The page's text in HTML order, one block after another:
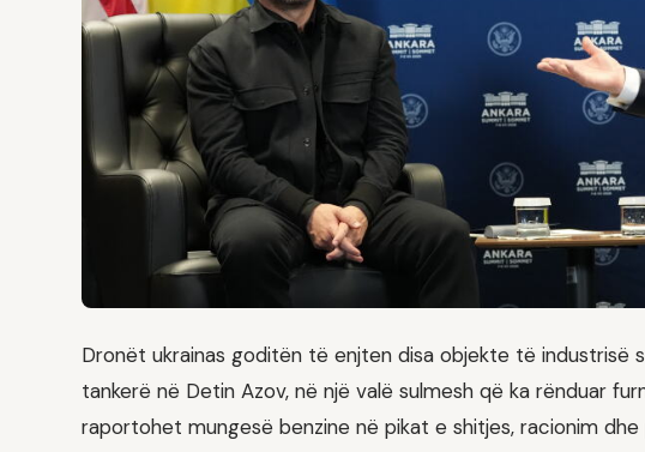
Dronët ukrainas goditën të enjten disa objekte të industrisë
tankerë në Detin Azov, në një valë sulmesh që ka rënduar
raportohet mungesë benzine në pikat e shitjes, racionim